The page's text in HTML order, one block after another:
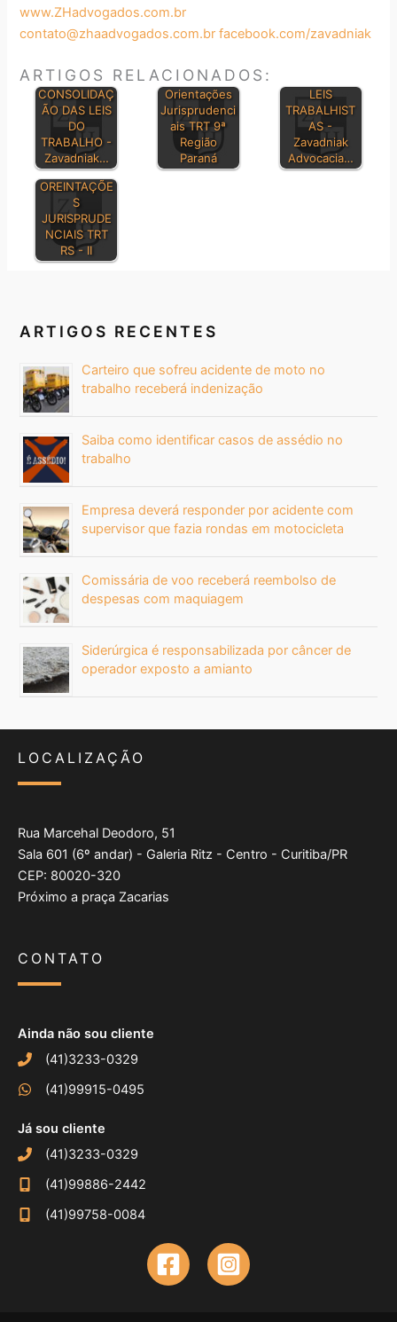
www.ZHadvogados.com.br
contato@zhaadvogados.com.br facebook.com/zavadniak
ARTIGOS RELACIONADOS:
CONSOLIDAÇ
ÃO DAS LEIS
DO
TRABALHO -
Zavadniak…
Orientações
Jurisprudenci
ais TRT 9ª
Região
Paraná
LEIS
TRABALHIST
AS -
Zavadniak
Advocacia…
OREINTAÇÕE
S
JURISPRUDE
NCIAIS TRT
RS - II
ARTIGOS RECENTES
Carteiro que sofreu acidente de moto no
trabalho receberá indenização
Saiba como identificar casos de assédio no
trabalho
Empresa deverá responder por acidente com
supervisor que fazia rondas em motocicleta
Comissária de voo receberá reembolso de
despesas com maquiagem
Siderúrgica é responsabilizada por câncer de
operador exposto a amianto
LOCALIZAÇÃO
Rua Marcehal Deodoro, 51
Sala 601 (6º andar) - Galeria Ritz - Centro - Curitiba/PR
CEP: 80020-320
Próximo a praça Zacarias
CONTATO
Ainda não sou cliente
(41)3233-0329
(41)99915-0495
Já sou cliente
(41)3233-0329
(41)99886-2442
(41)99758-0084